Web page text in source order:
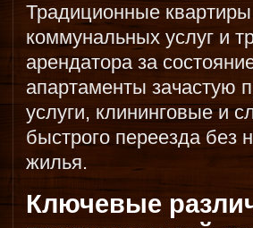
Традиционные
коммунальных услуг и
арендатора за
апартаменты зачастую
услуги, клининговые и
быстрого переезда без
жилья.
Ключевые